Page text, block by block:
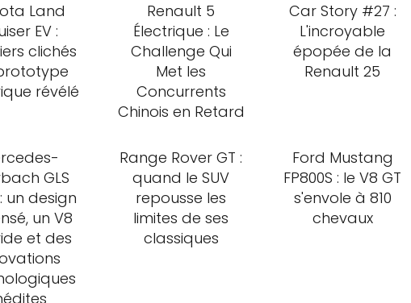
Land
EV :
clichés
révélé
Renault 5
Électrique : Le
Challenge Qui
Met les
Concurrents
Chinois en Retard
Car Story #27 :
L'incroyable
épopée de la
Renault 25
GLS
un design
un V8
et des
Range Rover GT :
quand le SUV
repousse les
limites de ses
classiques
Ford Mustang
FP800S : le V8 GT
s'envole à 810
chevaux